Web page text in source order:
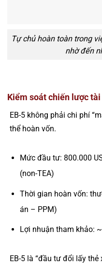
Tự chủ hoàn toàn trong
nhờ đến
Kiểm soát chiến lược
EB-5 không phải chi phí
thể hoàn vốn.
Mức đầu tư: 800.000
(non-TEA)
Thời gian hoàn vốn:
án – PPM)
Lợi nhuận tham khảo:
EB-5 là “đầu tư đổi lấy